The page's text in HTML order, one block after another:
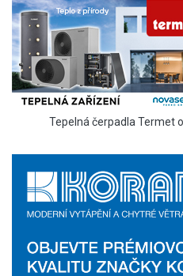
Tepelná čerpadla Termet